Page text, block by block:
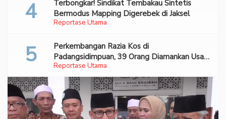
Reportase Utama
Terbongkar! Sindikat Tembakau Sintetis
Bermodus Mapping Digerebek di Jaksel
Reportase Utama
Perkembangan Razia Kos di
Padangsidimpuan, 39 Orang Diamankan Usai
Digerebek Warga